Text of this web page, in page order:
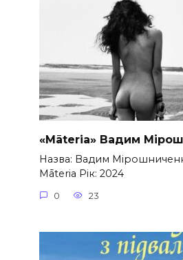
«Māteria» Вадим
Назва: Вадим
Māteria Рік: 2024
0 23